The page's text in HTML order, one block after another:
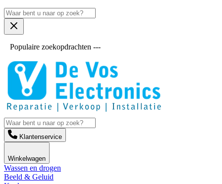
Populaire zoekopdrachten ---
Klantenservice
Winkelwagen
Wassen en drogen
Beeld & Geluid